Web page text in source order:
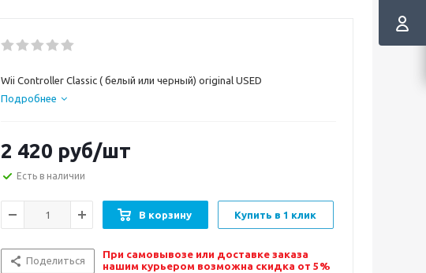
Wii Controller Classic ( белый или черный) original USED
Подробнее
2 420 руб/шт
Есть в наличии
В корзину Купить в 1 клик
Поделиться
При самовывозе или доставке заказа
нашим курьером возможна скидка от 5%